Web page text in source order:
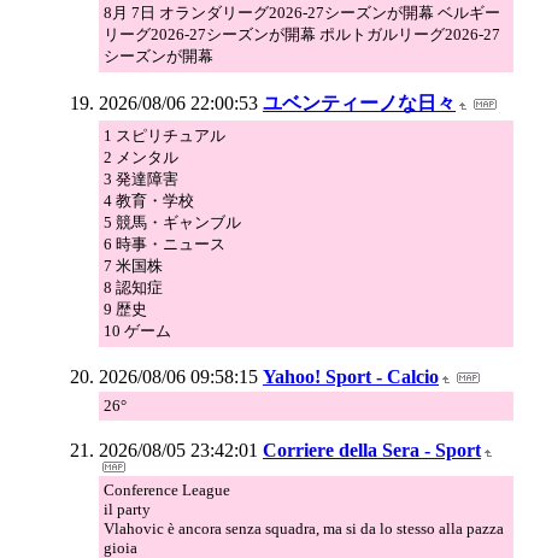
8月 7日 オランダリーグ2026-27シーズンが開幕 ベルギー
リーグ2026-27シーズンが開幕 ポルトガルリーグ2026-27
シーズンが開幕
2026/08/06 22:00:53 ユベンティーノな日々
1 スピリチュアル
2 メンタル
3 発達障害
4 教育・学校
5 競馬・ギャンブル
6 時事・ニュース
7 米国株
8 認知症
9 歴史
10 ゲーム
2026/08/06 09:58:15 Yahoo! Sport - Calcio
26°
2026/08/05 23:42:01 Corriere della Sera - Sport
Conference League
il party
Vlahovic è ancora senza squadra, ma si da lo stesso alla pazza
gioia